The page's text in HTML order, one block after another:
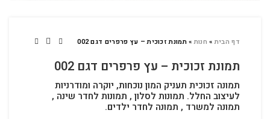
דף הבית» חנות»תמונת זכוכית – עץ פרפרים דגם 002
תמונת זכוכית – עץ פרפרים דגם 002
תמונה זכוכית תעניק המון נוכחות, יוקרה ומודרניות
לעיצוב החלל. תמונות לסלון , תמונות לחדר שינה ,
תמונה למשרד , תמונה לחדר ילדים.